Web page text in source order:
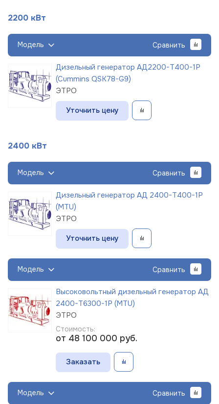
2200 кВт
Модель Сравнить
Дизельный генератор АД2200-Т400-1Р
(Cummins QSK78-G9)
ЭТРО
Уточнить цену
2400 кВт
Модель Сравнить
Дизельный генератор АД 2400-Т400-1Р
(MTU)
ЭТРО
Уточнить цену
Модель Сравнить
Высоковольтный дизельный генератор АД
2400-Т6300-1Р (MTU)
ЭТРО
Стоимость:
от 48 100 000 руб.
Заказать
Модель Сравнить